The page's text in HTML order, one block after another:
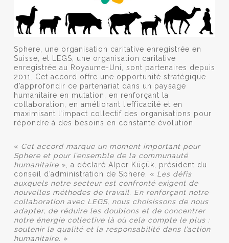
Sphere, une organisation caritative enregistrée en
Suisse, et LEGS, une organisation caritative
enregistrée au Royaume-Uni, sont partenaires depuis
2011. Cet accord offre une opportunité stratégique
d’approfondir ce partenariat dans un paysage
humanitaire en mutation, en renforçant la
collaboration, en améliorant l’efficacité et en
maximisant l’impact collectif des organisations pour
répondre à des besoins en constante évolution.
« Cet accord marque un moment important pour
Sphere et pour l’ensemble de la communauté
humanitaire», a déclaré Alper Küçük, président du
conseil d’administration de Sphere. « Les défis
auxquels notre secteur est confronté exigent de
nouvelles méthodes de travail. En renforçant notre
collaboration avec LEGS, nous choisissons de nous
adapter, de réduire les doublons et de concentrer
notre énergie collective là où cela compte le plus :
soutenir la qualité et la responsabilité dans l’action
humanitaire. »